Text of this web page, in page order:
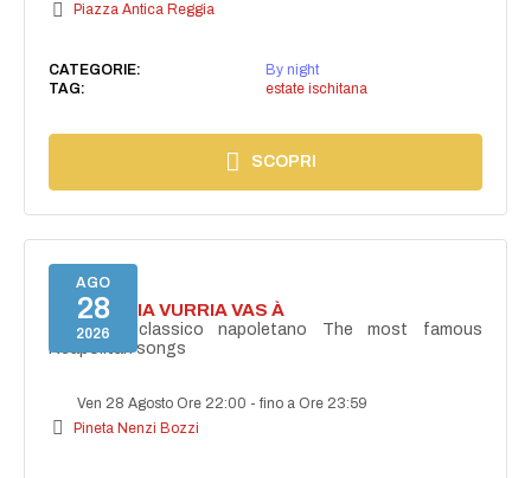
Piazza Antica Reggia
CATEGORIE:
By night
TAG:
estate ischitana
SCOPRI
AGO
28
2026
I'TE VURRIA VURRIA VAS À
Concerto classico napoletano The most famous
Neapolitan songs
Ven 28 Agosto Ore 22:00 -fino a Ore 23:59
Pineta Nenzi Bozzi